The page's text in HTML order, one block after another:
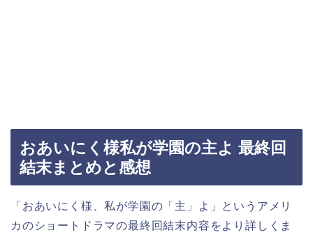
おあいにく様私が学園の主よ 最終回
結末まとめと感想
「おあいにく様、私が学園の「主」よ」というアメリ
カのショートドラマの最終回結末内容をより詳しくま